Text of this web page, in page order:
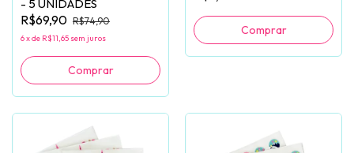
- 5 UNIDADES
R$69,90 R$74,90
6xde R$11,65 sem juros
Comprar